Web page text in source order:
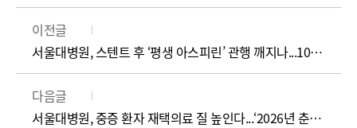
이전글
서울대병원, 스텐트 후 ‘평생 아스피린’ 관행 깨지나...10년 추적으로 클로피도그렐 우월성 입증
다음글
서울대병원, 중증 환자 재택의료 질 높인다...‘2026년 춘계 연수강좌’ 성료